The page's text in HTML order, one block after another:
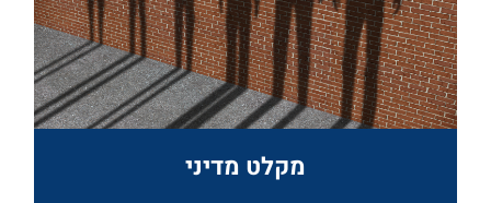
מקלט מדיני